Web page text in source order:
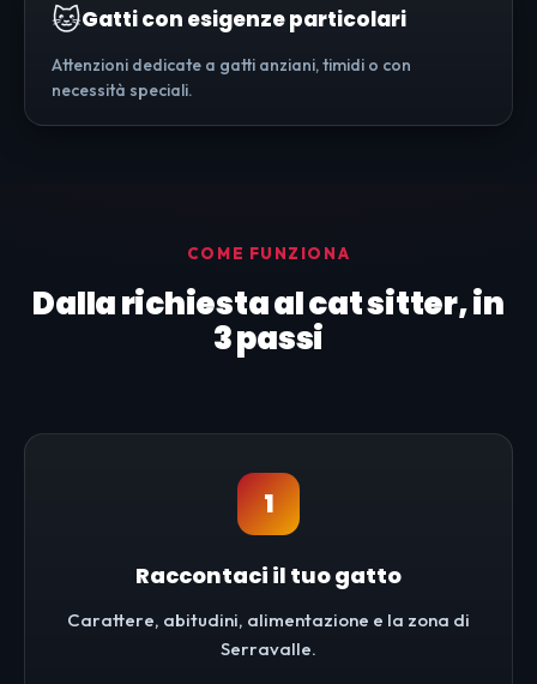
🐱Gatti con esigenze particolari
Attenzioni dedicate a gatti anziani, timidi o con
necessità speciali.
COME FUNZIONA
Dalla richiesta al cat sitter, in
3 passi
1
Raccontaci il tuo gatto
Carattere, abitudini, alimentazione e la zona di
Serravalle.